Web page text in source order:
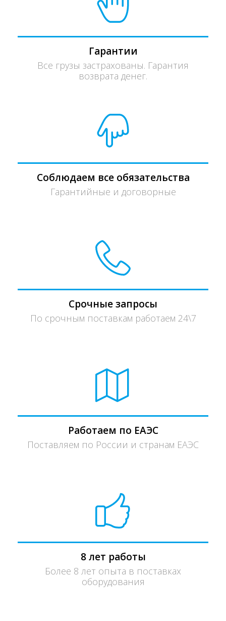
Гарантии
Все грузы застрахованы. Гарантия
возврата денег.
Соблюдаем все обязательства
Гарантийные и договорные
Срочные запросы
По срочным поставкам работаем 24\7
Работаем по ЕАЭС
Поставляем по России и странам ЕАЭС
8 лет работы
Более 8 лет опыта в поставках
оборудования